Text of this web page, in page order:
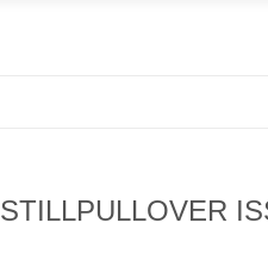
STILLPULLOVER